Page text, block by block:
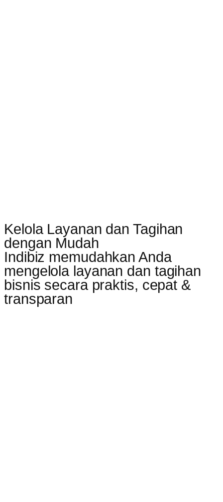
Kelola Layanan dan Tagihan
dengan Mudah
Indibiz memudahkan Anda
mengelola layanan dan tagihan
bisnis secara praktis, cepat &
transparan